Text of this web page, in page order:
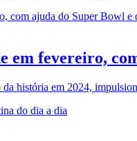
em fevereiro,
história em 2024,